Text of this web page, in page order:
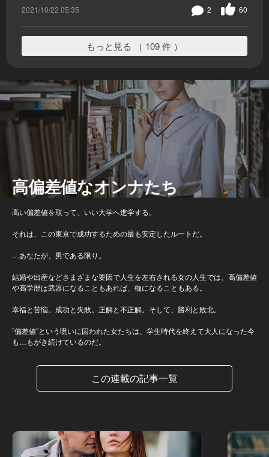
2021/10/22 05:35 60
2
もっと見る （ 109 件 ）
高偏差値なオンナたち
高い偏差値を取って、いい大学へ進学する。
それは、この東京で成功するための最も安定したルートだ。
…あなたが、男である限り。
結婚や出産などさまざまな要因で人生を左右される女の人生では、高偏差値
や高学歴は武器になることもあれば、枷になることもある。
幸福と苦悩。成功と失敗。正解と不正解。そして、勝利と敗北。
”偏差値”という呪いに囚われた女たちは、学生時代を終えて大人になった今
も…もがき続けているのだ。
この連載の記事一覧